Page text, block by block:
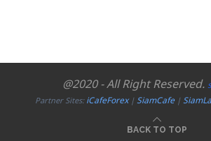
@2020 - All Right Reserved.
Partner Sites:iCafeForex|SiamCafe|
BACK TO TOP